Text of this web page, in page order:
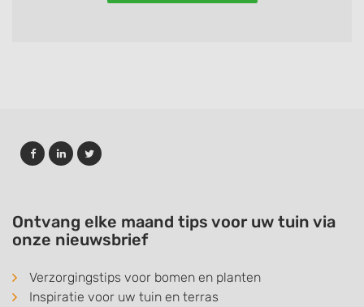
Ontvang elke maand tips voor uw tuin via
onze nieuwsbrief
Verzorgingstips voor bomen en planten
Inspiratie voor uw tuin en terras